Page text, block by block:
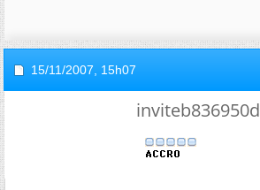
15/11/2007, 15h07
inviteb836950d